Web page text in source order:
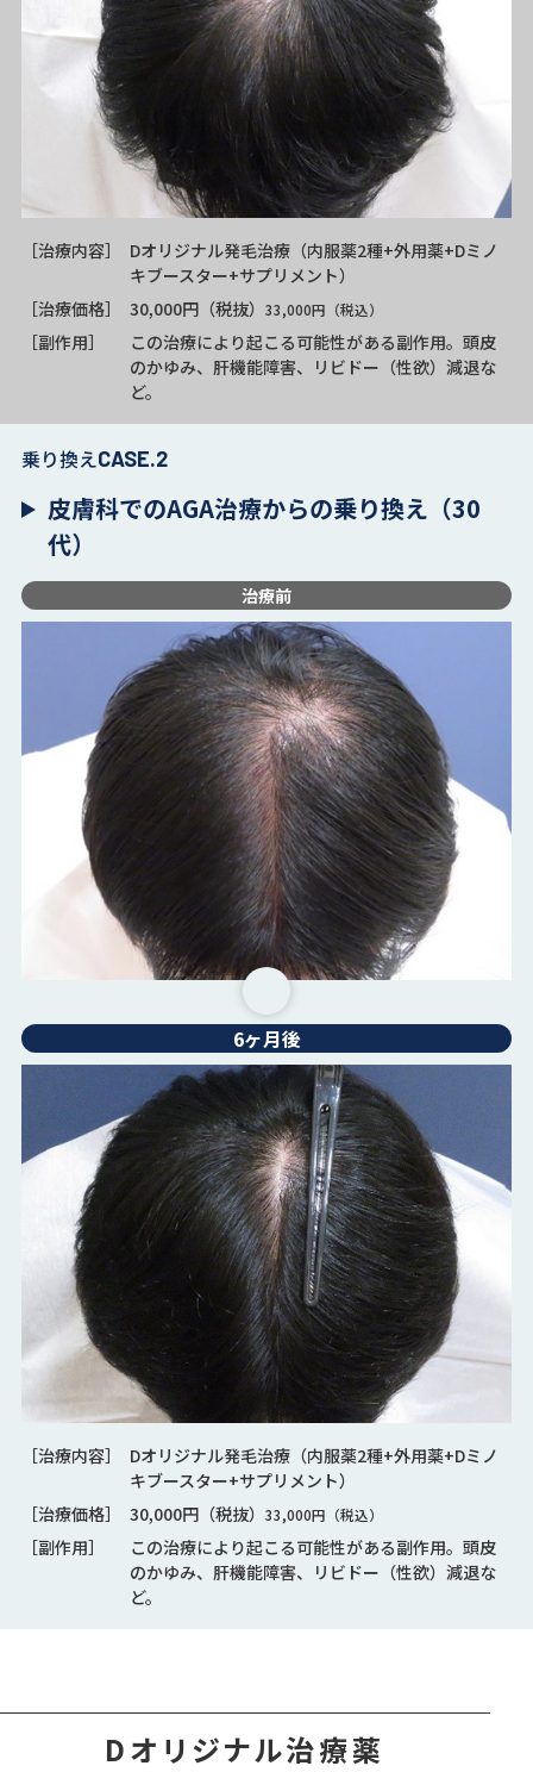
［治療内容］
Dオリジナル発毛治療（内服薬2種+外用薬+Dミノ
キブースター+サプリメント）
［治療価格］
30,000円（税抜） 33,000円（税込）
［副作用］
この治療により起こる可能性がある副作用。頭皮
のかゆみ、肝機能障害、リビドー（性欲）減退な
ど。
乗り換えCASE.2
皮膚科でのAGA治療からの乗り換え（30
代）
治療前
6ヶ月後
［治療内容］
Dオリジナル発毛治療（内服薬2種+外用薬+Dミノ
キブースター+サプリメント）
［治療価格］
30,000円（税抜） 33,000円（税込）
［副作用］
この治療により起こる可能性がある副作用。頭皮
のかゆみ、肝機能障害、リビドー（性欲）減退な
ど。
Dオリジナル治療薬